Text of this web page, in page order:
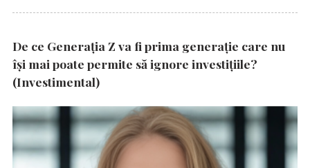
De ce Generația Z va fi prima generație care nu
își mai poate permite să ignore investițiile?
(Investimental)